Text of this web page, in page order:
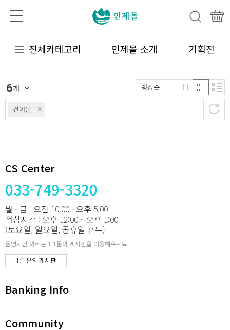
전체카테고리 인제몰 소개 기획전
건어물
6개 랭킹순
CS Center
033-749-3320
월 - 금 : 오전 10:00 - 오후 5:00
점심시간 : 오후 12:00 ~ 오후 1:00
(토요일, 일요일, 공휴일 휴무)
운영시간 외에는 1:1문의 게시판을 이용해주세요!
1:1 문의 게시판
Banking Info
Community